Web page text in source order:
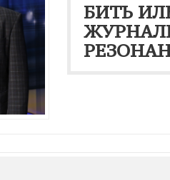
БИТЬ